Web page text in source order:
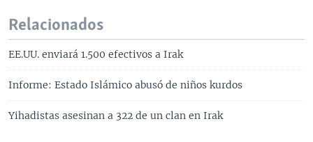
Relacionados
EE.UU. enviará 1.500 efectivos a Irak
Informe: Estado Islámico abusó de niños kurdos
Yihadistas asesinan a 322 de un clan en Irak